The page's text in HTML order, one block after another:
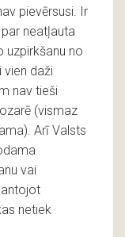
pievērsusi. Ir
neatļauta
uzpirkšanu no
vien daži
nav tieši
(vismaz
Arī Valsts
vai
netiek